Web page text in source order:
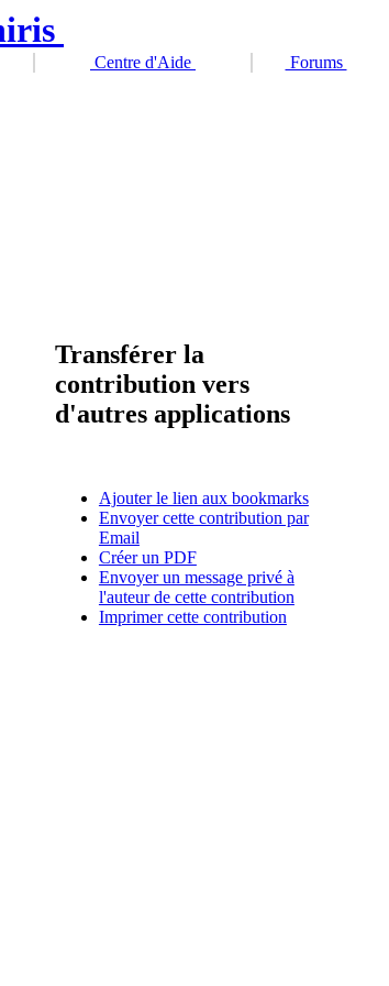
Centre d'Aide
Forums
Transférer la
contribution vers
d'autres applications
Ajouter le lien aux bookmarks
Envoyer cette contribution par
Email
Créer un PDF
Envoyer un message privé à
l'auteur de cette contribution
Imprimer cette contribution